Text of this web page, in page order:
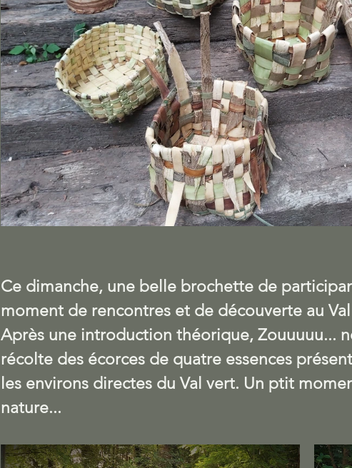
Ce dimanche, une belle brochette de
moment de rencontres et de découverte au
Après une introduction théorique, Zouuuuu...
récolte des écorces de quatre essences
les environs directes du Val vert. Un ptit
nature...